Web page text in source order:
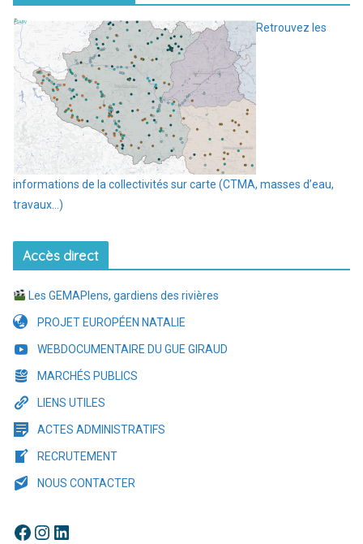
Retrouvez les
informations de la collectivités sur carte (CTMA, masses d’eau,
travaux…)
Accès direct
Les GEMAPIens, gardiens des rivières
PROJET EUROPÉEN NATALIE
WEBDOCUMENTAIRE DU GUE GIRAUD
MARCHÉS PUBLICS
LIENS UTILES
ACTES ADMINISTRATIFS
RECRUTEMENT
NOUS CONTACTER
Facebook Instagram LinkedIn